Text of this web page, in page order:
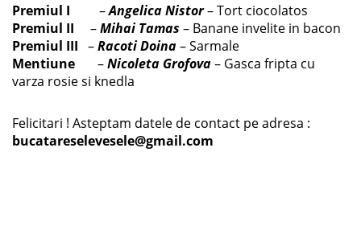
Premiul I –Angelica Nistor– Tort ciocolatos
Premiul II
–Mihai Tamas – Banane invelite in bacon
Premiul III –Racoti Doina– Sarmale
Mentiune
–Nicoleta Grofova– Gasca fripta cu
varza rosie si knedla
Felicitari ! Asteptam datele de contact pe adresa :
bucatareselevesele@gmail.com